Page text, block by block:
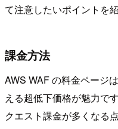
て注意したいポイントを紹
課金方法
AWS WAF の料金ページは
える超低下価格が魅力で
クエスト課金が多くなる